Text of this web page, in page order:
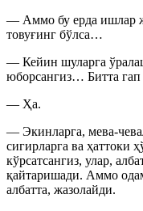
— Аммо бу ерда ишлар
товуғинг бўлса…
— Кейин шуларга
юборсангиз… Битта гап
— Ҳа.
— Экинларга, мева-
сигирларга ва ҳаттоки
кўрсатсангиз, улар,
қайтаришади. Аммо
албатта, жазолайди.